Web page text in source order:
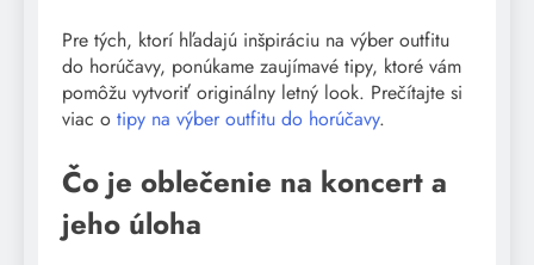
Pre tých, ktorí hľadajú inšpiráciu na výber outfitu
do horúčavy, ponúkame zaujímavé tipy, ktoré vám
pomôžu vytvoriť originálny letný look. Prečítajte si
viac o tipy na výber outfitu do horúčavy.
Čo je oblečenie na koncert a
jeho úloha